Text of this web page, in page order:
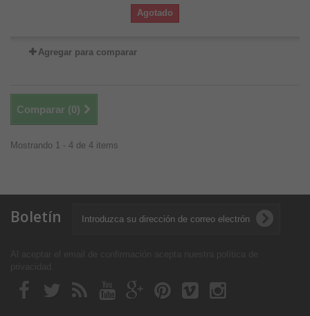
Agotado
Agregar para comparar
Comparar (0)
Mostrando 1 - 4 de 4 items
Boletín